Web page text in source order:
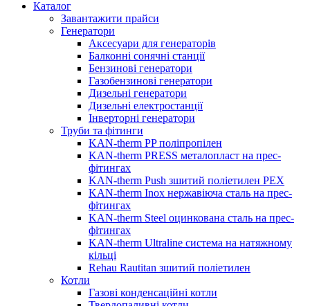
Каталог
Завантажити прайси
Генератори
Аксесуари для генераторів
Балконні сонячні станції
Бензинові генератори
Газобензинові генератори
Дизельні генератори
Дизельні електростанції
Інверторні генератори
Труби та фітинги
KAN-therm PP поліпропілен
KAN-therm PRESS металопласт на прес-
фітингах
KAN-therm Push зшитий поліетилен PEX
KAN-therm Inox нержавіюча сталь на прес-
фітингах
KAN-therm Steel оцинкована сталь на прес-
фітингах
KAN-therm Ultraline система на натяжному
кільці
Rehau Rautitan зшитий поліетилен
Котли
Газові конденсаційні котли